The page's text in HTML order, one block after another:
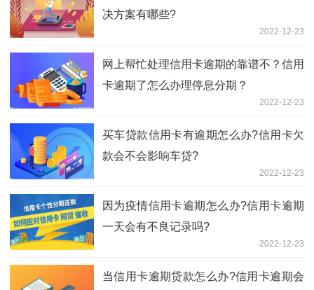
决方案有哪些?
2022-12-23
网上帮忙处理信用卡逾期的靠谱不？信用
卡逾期了怎么办理停息分期？
2022-12-23
买车贷款信用卡有逾期怎么办?信用卡欠
款会不会影响车贷?
2022-12-23
因为疫情信用卡逾期怎么办?信用卡逾期
一天会有不良记录吗?
2022-12-23
当信用卡逾期贷款怎么办?信用卡逾期会